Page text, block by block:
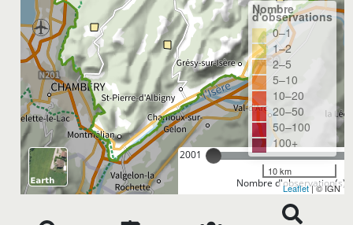
2001
Nombre d'observation(s):
Nombre
d'observations
0–1
1–2
2–5
5–10
10–20
20–50
50–100
100+
10 km
Leaflet| © IGN